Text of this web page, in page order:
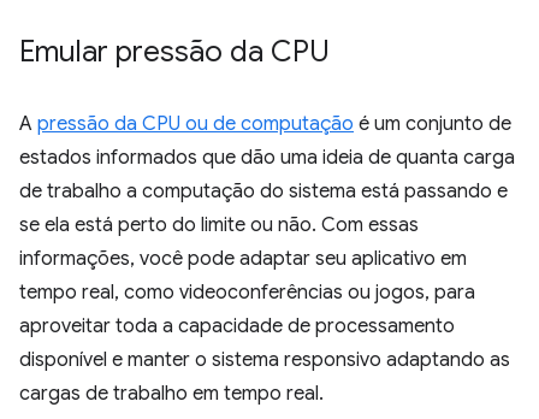
Emular pressão da CPU
A pressão da CPU ou de computação é um conjunto de
estados informados que dão uma ideia de quanta carga
de trabalho a computação do sistema está passando e
se ela está perto do limite ou não. Com essas
informações, você pode adaptar seu aplicativo em
tempo real, como videoconferências ou jogos, para
aproveitar toda a capacidade de processamento
disponível e manter o sistema responsivo adaptando as
cargas de trabalho em tempo real.